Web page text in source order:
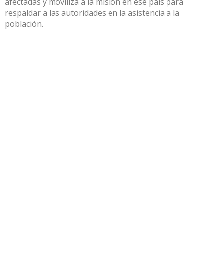
respaldar a las autoridades en la asistencia a la
población.